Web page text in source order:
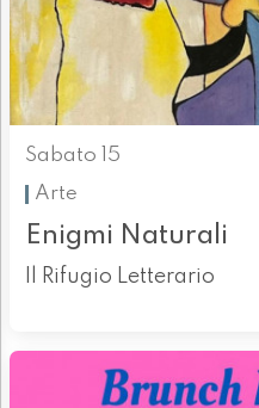
Sabato 15
Arte
Enigmi Naturali
Il Rifugio Letterario